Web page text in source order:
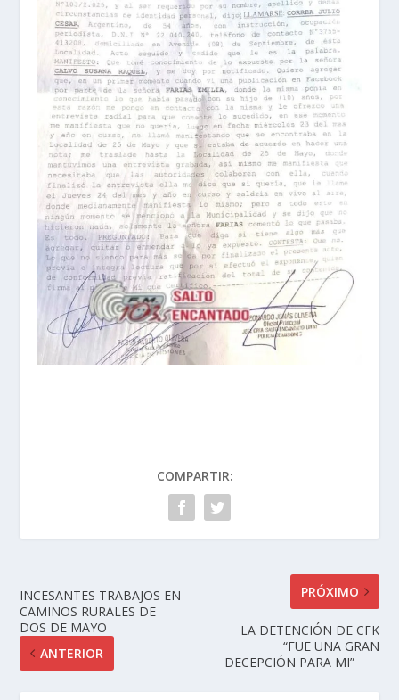
COMPARTIR:
INCESANTES TRABAJOS EN
CAMINOS RURALES DE
DOS DE MAYO
ANTERIOR
PRÓXIMO
LA DETENCIÓN DE CFK
“FUE UNA GRAN
DECEPCIÓN PARA MI”